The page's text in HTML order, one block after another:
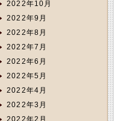
2022年10月
2022年9月
2022年8月
2022年7月
2022年6月
2022年5月
2022年4月
2022年3月
2022年2月